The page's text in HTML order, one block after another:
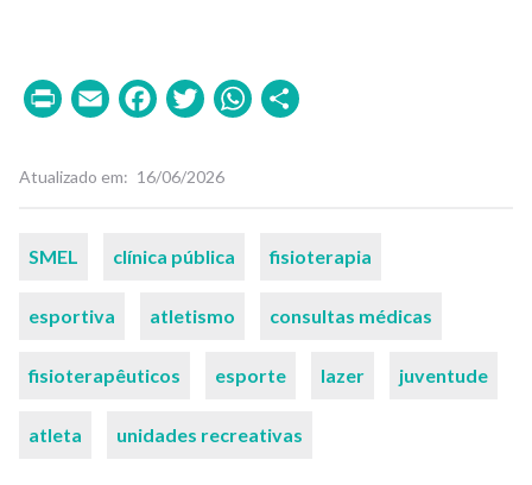
PrintEmailFacebook
TwitterWhatsApp
Atualizado em 16/06/2026
Palavras-
SMEL clínica pública fisioterapia
esportiva atletismo consultas médicas
fisioterapêuticos esporte lazer juventude
atleta unidades recreativas